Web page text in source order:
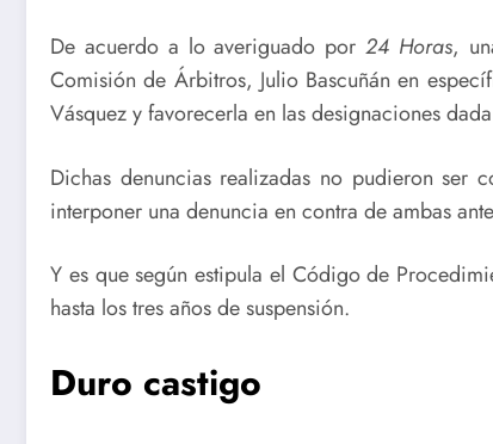
De acuerdo a lo averiguado por 24 Horas,
Comisión de Árbitros, Julio Bascuñán en
Vásquez y favorecerla en las designaciones
Dichas denuncias realizadas no pudieron ser
interponer una denuncia en contra de ambas
Y es que según estipula el Código de
hasta los tres años de suspensión.
Duro castigo